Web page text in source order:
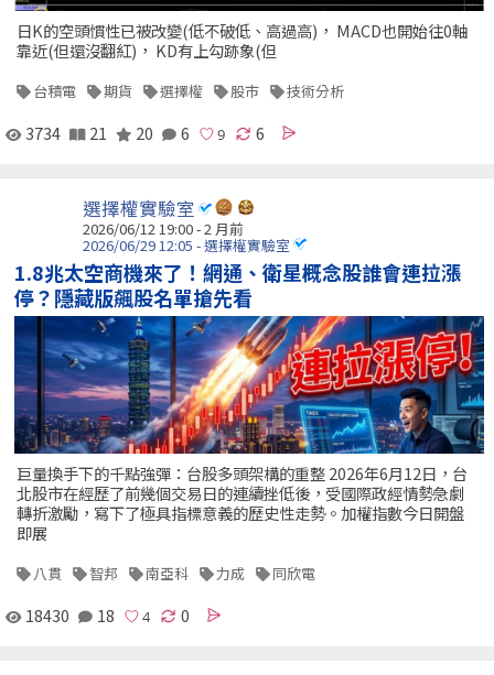
日K的空頭慣性已被改變(低不破低、高過高)， MACD也開始往0軸
靠近(但還沒翻紅)， KD有上勾跡象(但
台積電 期貨 選擇權 股市 技術分析
3734 21 20 6 6
選擇權實驗室
2026/06/12 19:00 - 2 月前
2026/06/29 12:05 - 選擇權實驗室
1.8兆太空商機來了！網通、衛星概念股誰會連拉漲
停？隱藏版飆股名單搶先看
巨量換手下的千點強彈：台股多頭架構的重整 2026年6月12日，台
北股市在經歷了前幾個交易日的連續挫低後，受國際政經情勢急劇
轉折激勵，寫下了極具指標意義的歷史性走勢。加權指數今日開盤
即展
八貫 智邦 南亞科 力成 同欣電
18430 18 0